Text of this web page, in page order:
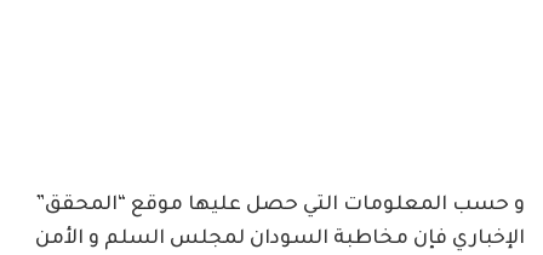
و حسب المعلومات التي حصل عليها موقع “المحقق”
الإخباري فإن مخاطبة السودان لمجلس السلم و الأمن